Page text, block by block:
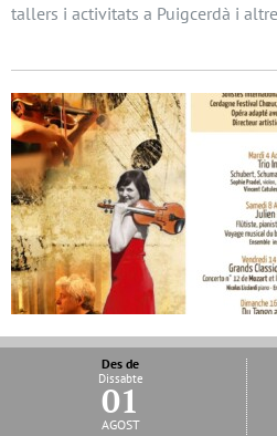
tallers i activitats a Puigcerdà i
Des de
Dissabte
01
agost